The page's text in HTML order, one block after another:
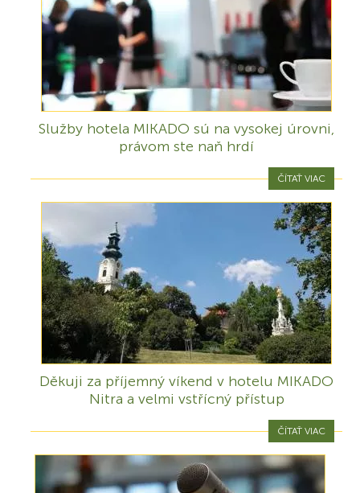
Služby hotela MIKADO sú na vysokej úrovni,
právom ste naň hrdí
ČÍTAŤ VIAC
Děkuji za příjemný víkend v hotelu MIKADO
Nitra a velmi vstřícný přístup
ČÍTAŤ VIAC